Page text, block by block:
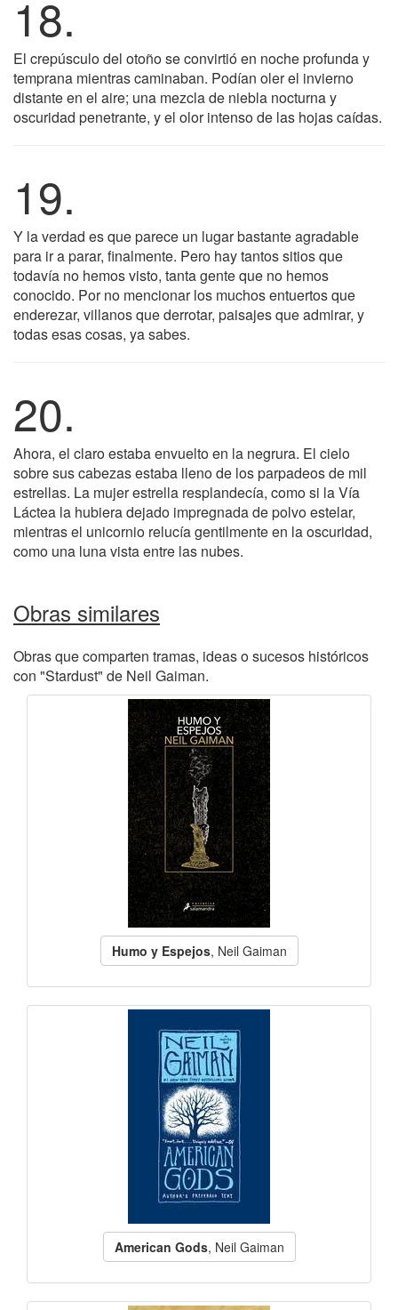
18.
El crepúsculo del otoño se convirtió en noche profunda y
temprana mientras caminaban. Podían oler el invierno
distante en el aire; una mezcla de niebla nocturna y
oscuridad penetrante, y el olor intenso de las hojas caídas.
19.
Y la verdad es que parece un lugar bastante agradable
para ir a parar, finalmente. Pero hay tantos sitios que
todavía no hemos visto, tanta gente que no hemos
conocido. Por no mencionar los muchos entuertos que
enderezar, villanos que derrotar, paisajes que admirar, y
todas esas cosas, ya sabes.
20.
Ahora, el claro estaba envuelto en la negrura. El cielo
sobre sus cabezas estaba lleno de los parpadeos de mil
estrellas. La mujer estrella resplandecía, como si la Vía
Láctea la hubiera dejado impregnada de polvo estelar,
mientras el unicornio relucía gentilmente en la oscuridad,
como una luna vista entre las nubes.
Obras similares
Obras que comparten tramas, ideas o sucesos históricos
con "Stardust" de Neil Gaiman.
Humo y Espejos, Neil Gaiman
American Gods, Neil Gaiman